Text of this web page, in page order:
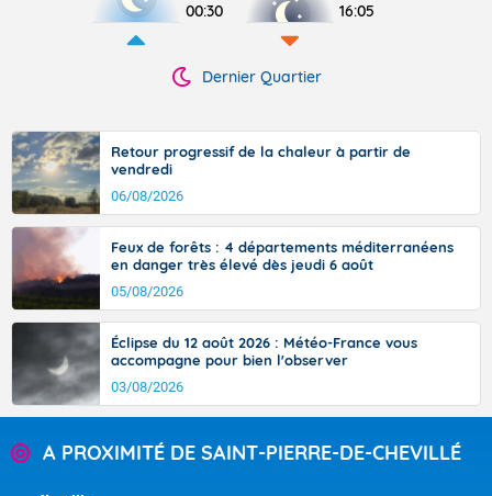
00:30 16:05
Dernier Quartier
Retour progressif de la chaleur à partir de
vendredi
06/08/2026
Feux de forêts : 4 départements méditerranéens
en danger très élevé dès jeudi 6 août
05/08/2026
Éclipse du 12 août 2026 : Météo-France vous
accompagne pour bien l'observer
03/08/2026
A PROXIMITÉ DE SAINT-PIERRE-DE-CHEVILLÉ